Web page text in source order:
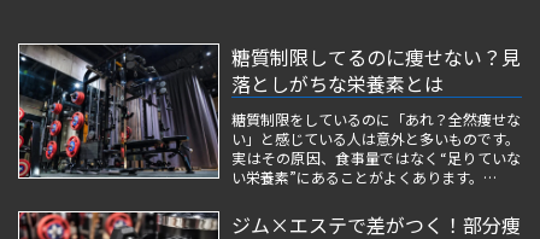
糖質制限してるのに痩せない？見
落としがちな栄養素とは
糖質制限をしているのに「あれ？全然痩せな
い」と感じている人は意外と多いものです。
実はその原因、食事量ではなく“足りていな
い栄養素”にあることがよくあります。
代謝が落ちやすく、逆に痩せにくい体を作っ
てしまうことも。
ジム×エステで差がつく！部分痩